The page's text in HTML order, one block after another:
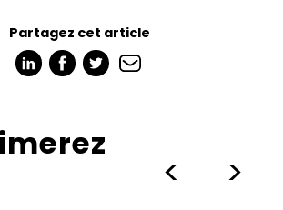
Partagez cet article
> >